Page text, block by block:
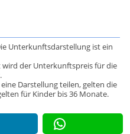
Unterkunftsdarstellung ist ein
der Unterkunftspreis für die
Darstellung teilen, gelten die
für Kinder bis 36 Monate.